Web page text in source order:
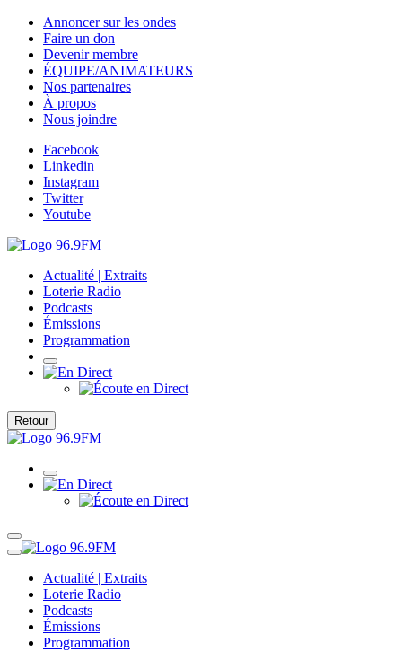
Annoncer sur les ondes
Faire un don
Devenir membre
ÉQUIPE/ANIMATEURS
Nos partenaires
À propos
Nous joindre
Facebook
Linkedin
Instagram
Twitter
Youtube
Actualité | Extraits
Loterie Radio
Podcasts
Émissions
Programmation
Retour
Actualité | Extraits
Loterie Radio
Podcasts
Émissions
Programmation